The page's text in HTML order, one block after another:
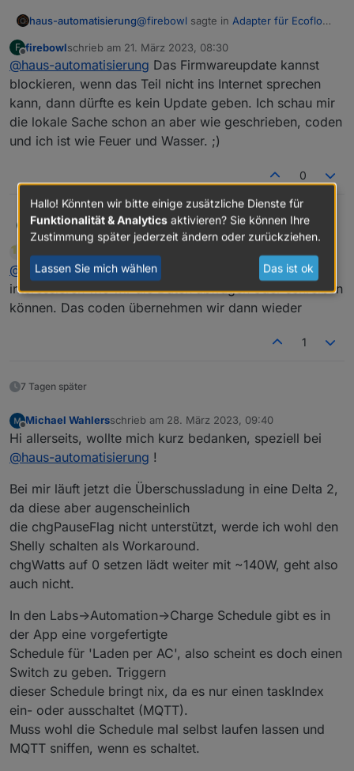
haus-automatisierung@firebowl sagte in Adapter für Ecoflow
und nicht auf die lokale Variante
setzt. Scheinbar gibt's je ne lokale
Schnittstelle, die auch von einem
Home Assistant Plugin genutzt
wird.
Die ist auch nicht dokumentiert und kann
jederzeit durch ein Firmware-Update
geändert / entfernt werden. Aber häng
Dich doch gern rein und teile Deine
Ergebnisse - würde ich mich auch
F
Offline
firebowlschrieb am 21. März 2023, 08:30
zuletzt editiert von
@haus-automatisierung Das Firmwareupdate kannst
blockieren, wenn das Teil nicht ins Internet sprechen
kann, dann dürfte es kein Update geben. Ich schau mir
die lokale Sache schon an aber wie geschrieben, coden
und ich ist wie Feuer und Wasser. ;)
0
firebowl@haus-automatisierungDas Firmwareupdate kannst
blockieren, wenn das Teil nicht ins Internet sprechen
kann, dann dürfte es kein Update geben. Ich schau
mir die lokale Sache schon an aber wie geschrieben,
coden und ich ist wie Feuer und Wasser. ;)
Offline zuletzt editiert von
@ firebowlmusst ja nicht coden uns würde ja nur
interessieren wie wir die Daten abfragen oder schreiben
können. Das coden übernehmen wir dann wieder
1
7 Tagen später
Offline
Michael Wahlersschrieb am 28. März 2023, 09:40
zuletzt editiert von
Hi allerseits, wollte mich kurz bedanken, speziell bei
@haus-automatisierung !
Bei mir läuft jetzt die Überschussladung in eine Delta 2,
da diese aber augenscheinlich
die chgPauseFlag nicht unterstützt, werde ich wohl den
Shelly schalten als Workaround.
chgWatts auf 0 setzen lädt weiter mit ~140W, geht also
auch nicht.
In den Labs->Automation->Charge Schedule gibt es in
der App eine vorgefertigte
Schedule für 'Laden per AC', also scheint es doch einen
Switch zu geben. Triggern
dieser Schedule bringt nix, da es nur einen taskIndex
ein- oder ausschaltet (MQTT).
Muss wohl die Schedule mal selbst laufen lassen und
MQTT sniffen, wenn es schaltet.
Hallo! Könnten wir bitte einige zusätzliche Dienste für
Funktionalität & Analytics aktivieren? Sie können Ihre
Zustimmung später jederzeit ändern oder zurückziehen.
Lassen Sie mich wählen Das ist ok